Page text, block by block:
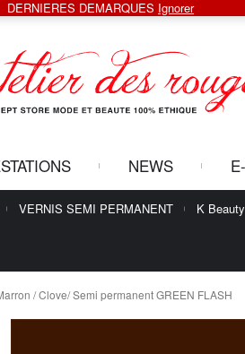
NEWS
VERNIS SEMI PERMANENT K Beauty
/ Clove/ Semi permanent GREEN FLASH
DERNIERES DEMARQUES Ignorer